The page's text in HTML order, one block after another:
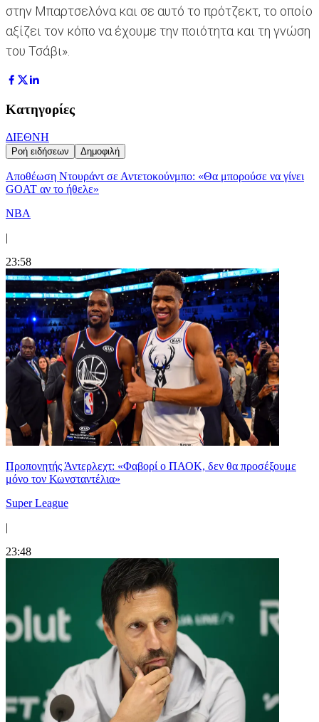
στην Μπαρτσελόνα και σε αυτό το πρότζεκτ, το οποίο
αξίζει τον κόπο να έχουμε την ποιότητα και τη γνώση
του Τσάβι».
Κατηγορίες
ΔΙΕΘΝΗ
Ροή ειδήσεων Δημοφιλή
Αποθέωση Ντουράντ σε Αντετοκούνμπο: «Θα μπορούσε να γίνει
GOAT αν το ήθελε»
NBA
|
23:58
Προπονητής Άντερλεχτ: «Φαβορί ο ΠΑΟΚ, δεν θα προσέξουμε
μόνο τον Κωνσταντέλια»
Super League
|
23:48